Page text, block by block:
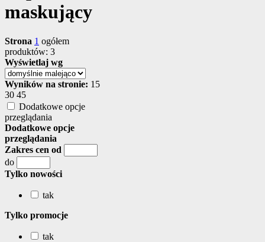
maskujący
Strona 1 ogółem
produktów: 3
Wyświetlaj wg
Wyników na stronie: 15
30 45
Dodatkowe opcje
przeglądania
Dodatkowe opcje
przeglądania
Zakres cen od
do
Tylko nowości
tak
Tylko promocje
tak